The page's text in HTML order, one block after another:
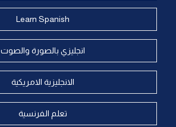
Learn Spanish
انجليزي بالصورة والصوت
الانجليزية الامريكية
تعلم الفرنسية